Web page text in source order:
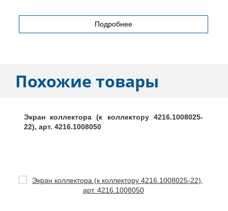
Подробнее
Похожие товары
Экран коллектора (к коллектору 4216.1008025-
22), арт. 4216.1008050